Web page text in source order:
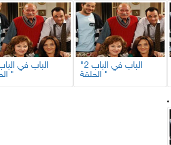
"الباب في الباب 2
الحلقة "
الحلقة "